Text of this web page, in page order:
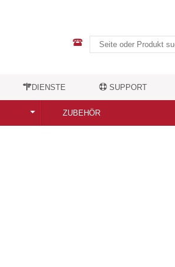
DIENSTE SUPPORT
ZUBEHÖR